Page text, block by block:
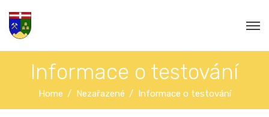
Informace o testování
Home Nezařazené Informace o testování